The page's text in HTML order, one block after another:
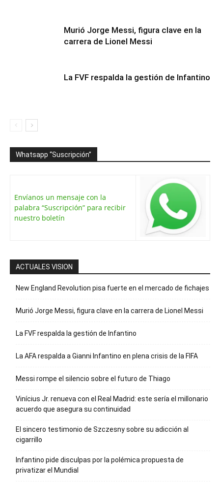
Murió Jorge Messi, figura clave en la
carrera de Lionel Messi
La FVF respalda la gestión de Infantino
Whatsapp “Suscripción”
Envíanos un mensaje con la
palabra “Suscripción” para recibir
nuestro boletín
ACTUALES VISION
New England Revolution pisa fuerte en el mercado de fichajes
Murió Jorge Messi, figura clave en la carrera de Lionel Messi
La FVF respalda la gestión de Infantino
La AFA respalda a Gianni Infantino en plena crisis de la FIFA
Messi rompe el silencio sobre el futuro de Thiago
Vinícius Jr. renueva con el Real Madrid: este sería el millonario
acuerdo que asegura su continuidad
El sincero testimonio de Szczesny sobre su adicción al
cigarrillo
Infantino pide disculpas por la polémica propuesta de
privatizar el Mundial